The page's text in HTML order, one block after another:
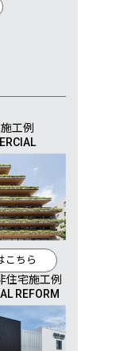
工例
こちら
住宅施工例
REFORM